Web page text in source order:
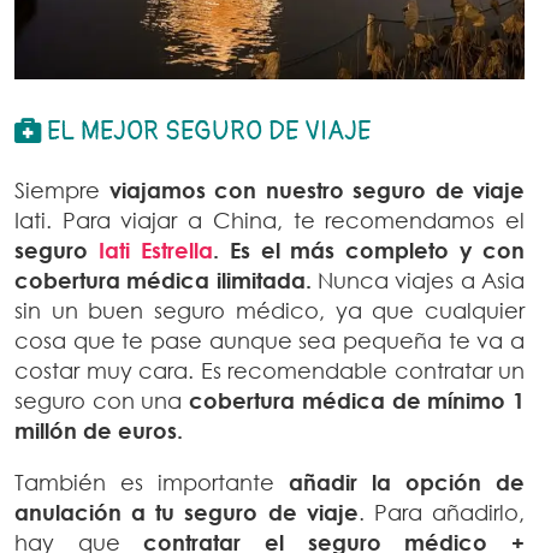
EL MEJOR SEGURO DE VIAJE
Siempre viajamos con nuestro seguro de viaje
Iati. Para viajar a China, te recomendamos el
seguro Iati Estrella. Es el más completo y con
cobertura médica ilimitada. Nunca viajes a Asia
sin un buen seguro médico, ya que cualquier
cosa que te pase aunque sea pequeña te va a
costar muy cara. Es recomendable contratar un
seguro con unacobertura médica de mínimo 1
millón de euros.
También es importante añadir la opción de
anulación a tu seguro de viaje. Para añadirlo,
hay quecontratar el seguro médico +